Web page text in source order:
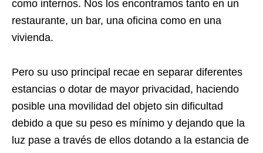
como internos. Nos los encontramos tanto en un
restaurante, un bar, una oficina como en una
vivienda.
Pero su uso principal recae en separar diferentes
estancias o dotar de mayor privacidad, haciendo
posible una movilidad del objeto sin dificultad
debido a que su peso es mínimo y dejando que la
luz pase a través de ellos dotando a la estancia de